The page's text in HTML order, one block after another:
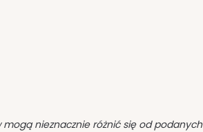
nieznacznie różnić się od podanych